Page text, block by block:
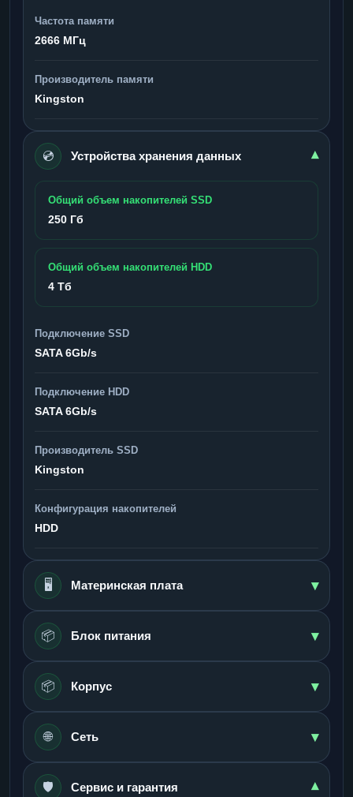
Частота памяти
2666 МГц
Производитель памяти
Kingston
💿 Устройства хранения данных ▾
Общий объем накопителей SSD
250 Гб
Общий объем накопителей HDD
4 Тб
Подключение SSD
SATA 6Gb/s
Подключение HDD
SATA 6Gb/s
Производитель SSD
Kingston
Конфигурация накопителей
HDD
🖥️ Материнская плата ▾
📦 Блок питания ▾
📦 Корпус ▾
🌐 Сеть ▾
🛡️ Сервис и гарантия ▾